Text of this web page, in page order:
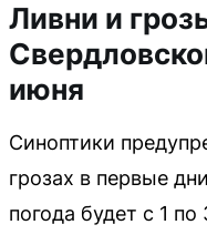
Ливни и
июня
Синоптики
грозах в первые
погода будет с 1